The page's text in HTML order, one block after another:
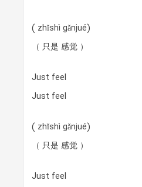
( zhǐshì gǎnjué)
（ 只是 感觉 ）
Just feel
Just feel
( zhǐshì gǎnjué)
（ 只是 感觉 ）
Just feel